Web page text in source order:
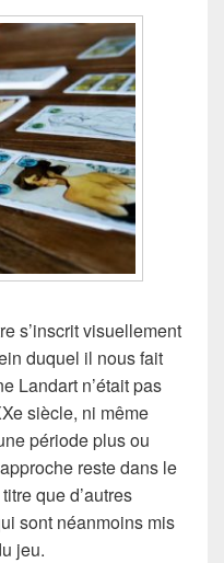
s’inscrit visuellement
duquel il nous fait
Landart n’était pas
siècle, ni même
période plus ou
reste dans le
que d’autres
sont néanmoins mis
jeu.